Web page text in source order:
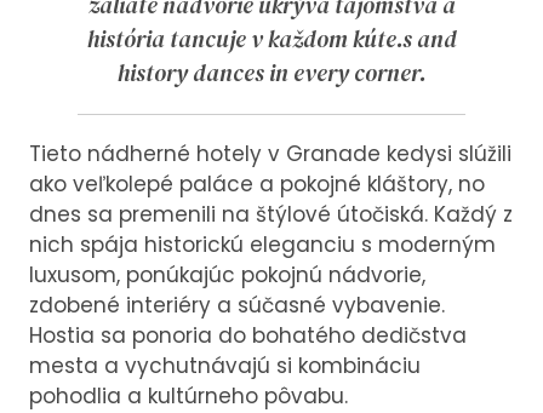
história tancuje v každom kúte.s and
history dances in every corner.
Tieto nádherné hotely v Granade kedysi slúžili
ako veľkolepé paláce a pokojné kláštory, no
dnes sa premenili na štýlové útočiská. Každý z
nich spája historickú eleganciu s moderným
luxusom, ponúkajúc pokojnú nádvorie,
zdobené interiéry a súčasné vybavenie.
Hostia sa ponoria do bohatého dedičstva
mesta a vychutnávajú si kombináciu
pohodlia a kultúrneho pôvabu.